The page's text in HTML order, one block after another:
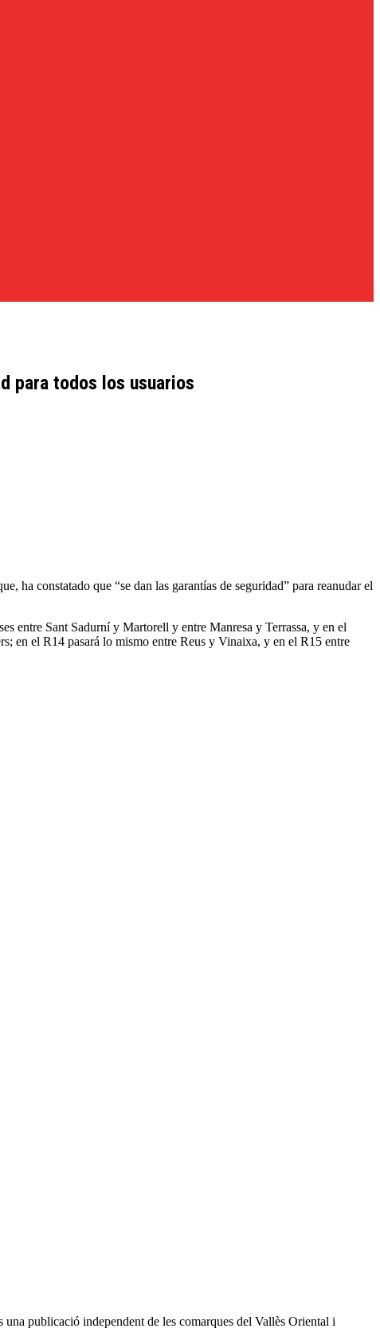
para todos los usuarios
ha constatado que “se dan las garantías de seguridad” para reanudar el
entre Sant Sadurní y Martorell y entre Manresa y Terrassa, y en el
en el R14 pasará lo mismo entre Reus y Vinaixa, y en el R15 entre
publicació independent de les comarques del Vallès Oriental i